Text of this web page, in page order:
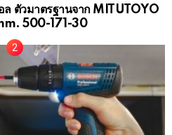
อล ตัวมาตรฐานจาก MITUTOYO
500-171-30